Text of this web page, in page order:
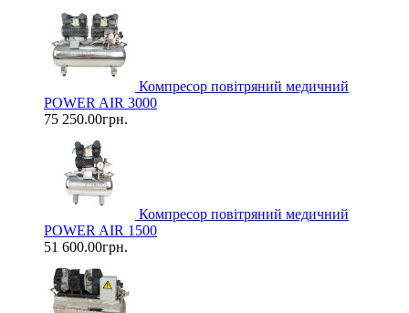
Компресор повітряний медичний
POWER AIR 3000
75 250.00грн.
Компресор повітряний медичний
POWER AIR 1500
51 600.00грн.